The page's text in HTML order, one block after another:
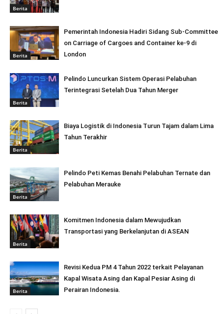
Berita
Berita
Pemerintah Indonesia Hadiri Sidang Sub-Committee
on Carriage of Cargoes and Container ke-9 di
London
Berita
Pelindo Luncurkan Sistem Operasi Pelabuhan
Terintegrasi Setelah Dua Tahun Merger
Berita
Biaya Logistik di Indonesia Turun Tajam dalam Lima
Tahun Terakhir
Berita
Pelindo Peti Kemas Benahi Pelabuhan Ternate dan
Pelabuhan Merauke
Berita
Komitmen Indonesia dalam Mewujudkan
Transportasi yang Berkelanjutan di ASEAN
Berita
Revisi Kedua PM 4 Tahun 2022 terkait Pelayanan
Kapal Wisata Asing dan Kapal Pesiar Asing di
Perairan Indonesia.